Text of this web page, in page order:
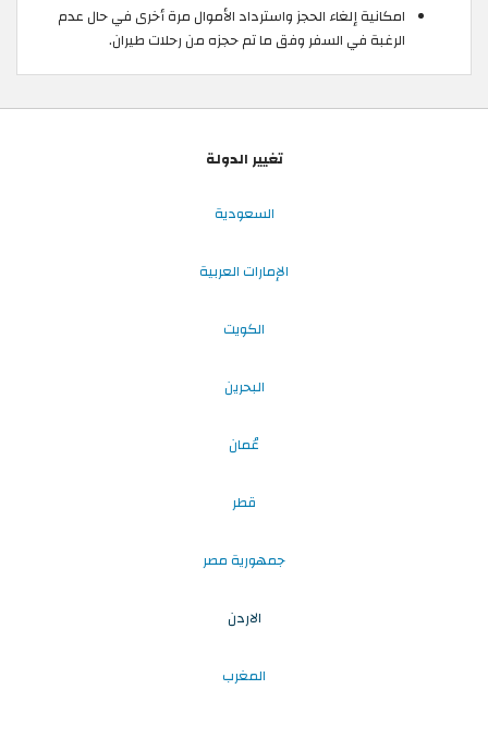
امكانية إلغاء الحجز واسترداد الأموال مرة أخرى في حال عدم
الرغبة في السفر وفق ما تم حجزه من رحلات طيران.
تغيير الدولة
السعودية
الإمارات العربية
الكويت
البحرين
عُمان
قطر
جمهورية مصر
الاردن
المغرب